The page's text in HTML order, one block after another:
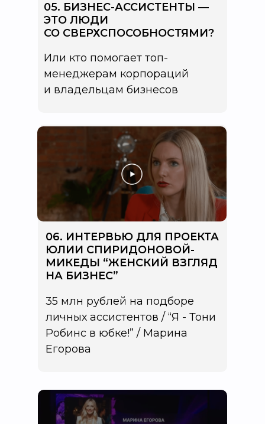
05. БИЗНЕС-АССИСТЕНТЫ —
ЭТО ЛЮДИ
СО СВЕРХСПОСОБНОСТЯМИ?
Или кто помогает топ-
менеджерам корпораций
и владельцам бизнесов
06. ИНТЕРВЬЮ ДЛЯ ПРОЕКТА
ЮЛИИ СПИРИДОНОВОЙ-
МИКЕДЫ “ЖЕНСКИЙ ВЗГЛЯД
НА БИЗНЕС”
35 млн рублей на подборе
личных ассистентов / “Я - Тони
Робинс в юбке!” / Марина
Егорова